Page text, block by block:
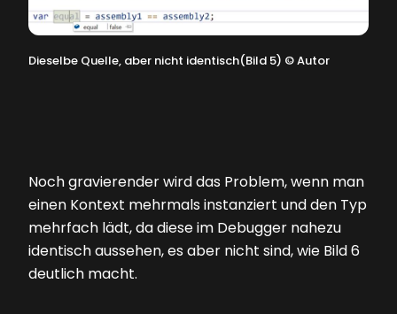
Dieselbe Quelle, aber nicht identisch(Bild 5) ©Autor
Noch gravierender wird das Problem, wenn man
einen Kontext mehrmals instanziert und den Typ
mehrfach lädt, da diese im Debugger nahezu
identisch aussehen, es aber nicht sind, wie Bild 6
deutlich macht.